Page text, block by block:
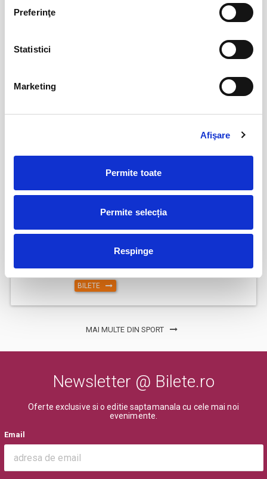
Preferinţe
Statistici
Marketing
Afişare
Permite toate
Permite selecția
Respinge
08
Bacau
03
Parking FC Вacau
Bacau
Abonamente Politehnica Timisoara
BILETE
iul
MAI MULTE DIN SPORT
Newsletter @ Bilete.ro
Oferte exclusive si o editie saptamanala cu cele mai noi
evenimente.
Email